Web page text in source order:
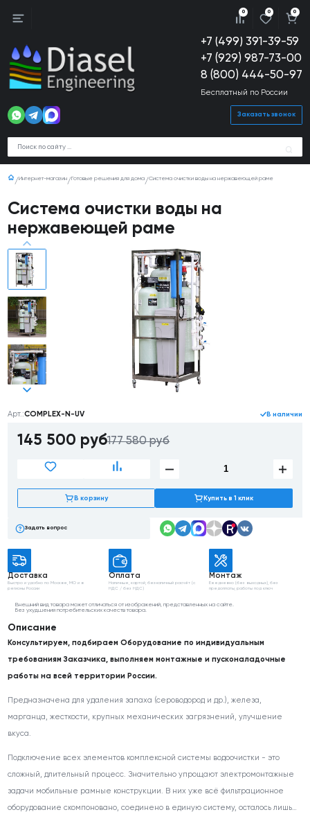
+7 (499) 391-39-59
+7 (929) 987-73-00
8 (800) 444-50-97
Бесплатный по России
Заказать звонок
0 0 0
Интернет-магазин Готовые решения для дома Система очистки воды на нержавеющей раме
Система очистки воды на
нержавеющей раме
Арт.:COMPLEX-N-UV В наличии
145 500 руб177 580 руб
В корзину Купить в 1 клик
Задать вопрос
Доставка
Быстро и удобно по Москве, МО и в
регионы России
Оплата
Наличные, картой, безналичный расчёт(с
НДС / без НДС)
Монтаж
Ежедневно (без выходных), без
предоплаты, работы под ключ
Внешний вид товара может отличаться от изображений, представленных на сайте.
Без ухудшения потребительских качеств товара.
Описание
Консультируем, подбираем Оборудование по индивидуальным
требованиям Заказчика, выполняем монтажные и пусконаладочные
работы на всей территории России.
Предназначена для удаления запаха (сероводород и др.), железа,
марганца, жесткости, крупных механических загрязнений, улучшение
вкуса.
Подключение всех элементов комплексной системы водоочистки - это
сложный, длительный процесс. Значительно упрощают электромонтажные
задачи мобильные рамные конструкции. В них уже всё фильтрационное
оборудование скомпоновано, соединено в единую систему, осталось лишь